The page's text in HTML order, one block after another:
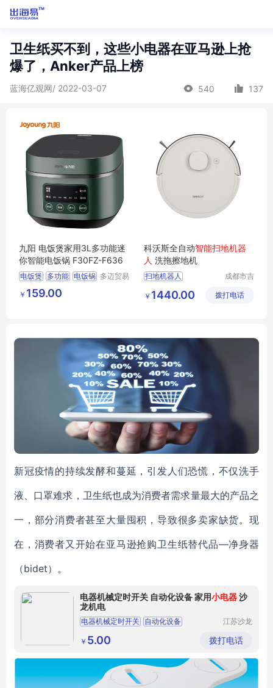
卫生纸买不到，这些小电器在亚马逊上抢
爆了，Anker产品上榜
蓝海亿观网/ 2022-03-07 540 137
九阳 电饭煲家用3L多功能迷
你智能电饭锅 F30FZ-F636
电饭煲 多功能 电饭锅
f30fz
f636
多迈贸易
￥ 159.00
科沃斯全自动智能扫地机器
人 洗拖擦地机
扫地机器人
扫地机器人价格
成都市吉
技有限公
￥ 1440.00 拨打电话
新冠疫情的持续发酵和蔓延，引发人们恐慌，不仅洗手
液、口罩难求，卫生纸也成为消费者需求量最大的产品之
一，部分消费者甚至大量囤积，导致很多卖家缺货。现
在，消费者又开始在亚马逊抢购卫生纸替代品—净身器
（bidet）。
电器机械定时开关 自动化设备 家用小电器沙
龙机电
电器机械定时开关 自动化设备
家用小电器
江苏沙龙
有限公司
￥ 5.00 拨打电话